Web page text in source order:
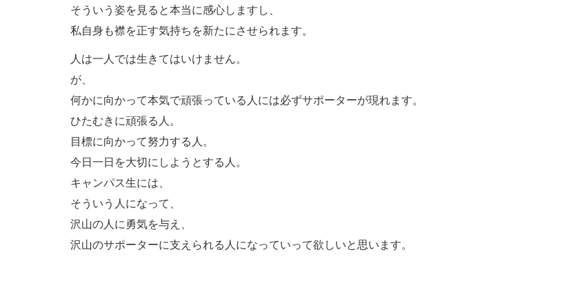
そういう姿を見ると本当に感心しますし、
私自身も襟を正す気持ちを新たにさせられます。
人は一人では生きてはいけません。
が、
何かに向かって本気で頑張っている人には必ずサポーターが現れます。
ひたむきに頑張る人。
目標に向かって努力する人。
今日一日を大切にしようとする人。
キャンパス生には、
そういう人になって、
沢山の人に勇気を与え、
沢山のサポーターに支えられる人になっていって欲しいと思います。